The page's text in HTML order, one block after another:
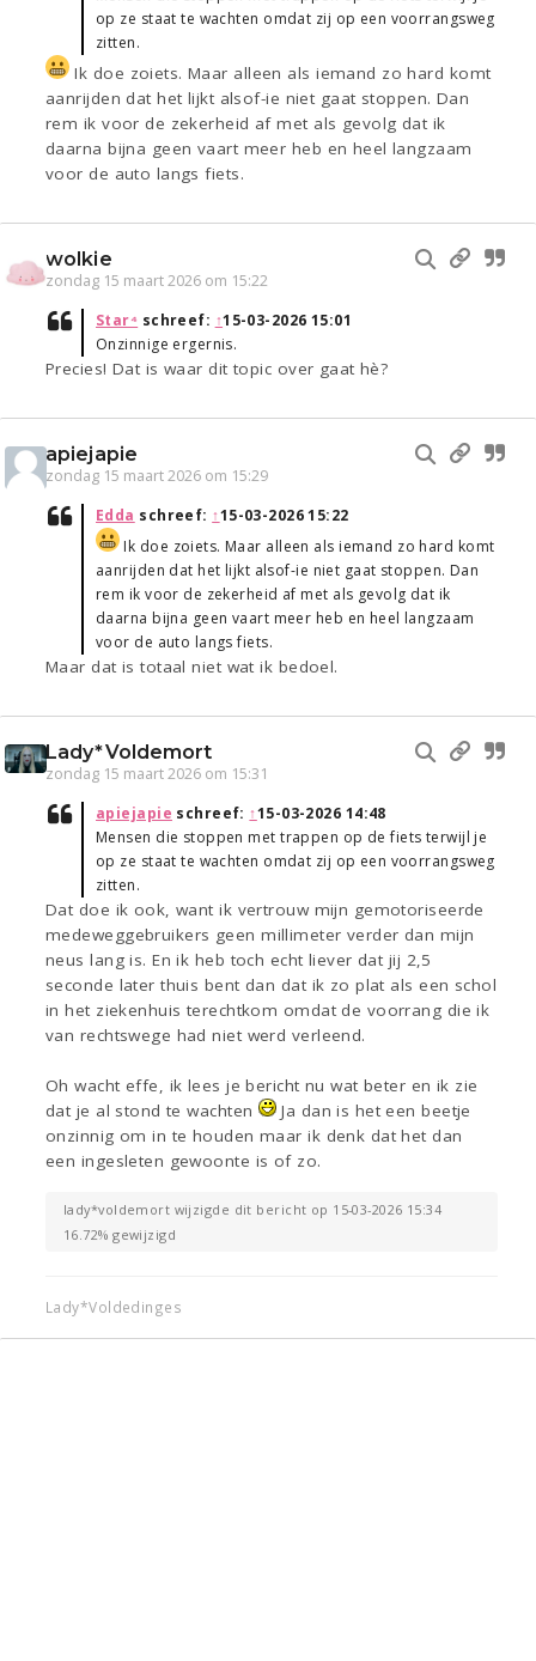
op ze staat te wachten omdat zij op een voorrangsweg
zitten.
Ik doe zoiets. Maar alleen als iemand zo hard komt
aanrijden dat het lijkt alsof-ie niet gaat stoppen. Dan
rem ik voor de zekerheid af met als gevolg dat ik
daarna bijna geen vaart meer heb en heel langzaam
voor de auto langs fiets.
wolkie
zondag 15 maart 2026 om 15:22
Star⁴ schreef: ↑15-03-2026 15:01
Onzinnige ergernis.
Precies! Dat is waar dit topic over gaat hè?
apiejapie
zondag 15 maart 2026 om 15:29
Edda schreef: ↑15-03-2026 15:22
Ik doe zoiets. Maar alleen als iemand zo hard komt
aanrijden dat het lijkt alsof-ie niet gaat stoppen. Dan
rem ik voor de zekerheid af met als gevolg dat ik
daarna bijna geen vaart meer heb en heel langzaam
voor de auto langs fiets.
Maar dat is totaal niet wat ik bedoel.
Lady*Voldemort
zondag 15 maart 2026 om 15:31
apiejapie schreef: ↑15-03-2026 14:48
Mensen die stoppen met trappen op de fiets terwijl je
op ze staat te wachten omdat zij op een voorrangsweg
zitten.
Dat doe ik ook, want ik vertrouw mijn gemotoriseerde
medeweggebruikers geen millimeter verder dan mijn
neus lang is. En ik heb toch echt liever dat jij 2,5
seconde later thuis bent dan dat ik zo plat als een schol
in het ziekenhuis terechtkom omdat de voorrang die ik
van rechtswege had niet werd verleend.
Oh wacht effe, ik lees je bericht nu wat beter en ik zie
dat je al stond te wachten
Ja dan is het een beetje
onzinnig om in te houden maar ik denk dat het dan
een ingesleten gewoonte is of zo.
lady*voldemort wijzigde dit bericht op 15-03-2026 15:34
16.72% gewijzigd
Lady*Voldedinges